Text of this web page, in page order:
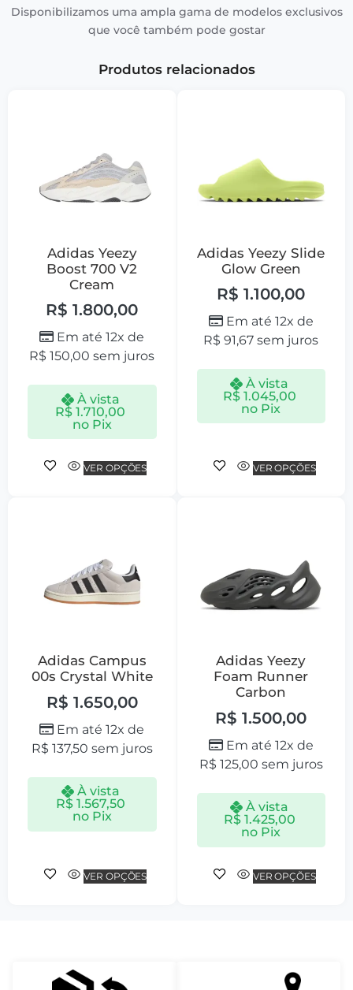
Disponibilizamos uma ampla gama de modelos exclusivos
que você também pode gostar
Produtos relacionados
Adidas Yeezy
Boost 700 V2
Cream
R$ 1.800,00
Em até 12x de
R$ 150,00 sem juros
À vista
R$ 1.710,00
no Pix
VER OPÇÕES
Adidas Yeezy Slide
Glow Green
R$ 1.100,00
Em até 12x de
R$ 91,67 sem juros
À vista
R$1.045,00
no Pix
VER OPÇÕES
Adidas Campus
00s Crystal White
R$ 1.650,00
Em até 12x de
R$ 137,50 sem juros
À vista
R$1.567,50
no Pix
VER OPÇÕES
Adidas Yeezy
Foam Runner
Carbon
R$ 1.500,00
Em até 12x de
R$ 125,00 sem juros
À vista
R$1.425,00
no Pix
VER OPÇÕES